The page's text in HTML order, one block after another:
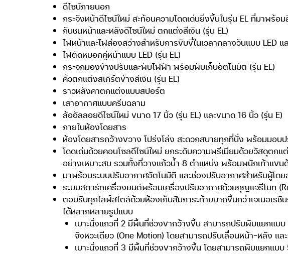
ดีไซน์ภายนอก
กระจังหน้าดีไซน์ใหม่ สะท้อนความโดดเด่นยิ่งขึ้นในรุ่น EL ที่มาพร้อ
กันชนหน้าและหลังดีไซน์ใหม่ ตกแต่งสีเงิน (รุ่น EL)
ไฟหน้าและไฟส่องสว่างสำหรับการขับขี่ในเวลากลางวันแบบ LED แ
ไฟตัดหมอกคู่หน้าแบบ LED (รุ่น EL)
กระจกมองข้างปรับและพับไฟฟ้า พร้อมพับเก็บอัตโนมัติ (รุ่น EL)
คิ้วตกแต่งสเกิร์ตข้างสีเงิน (รุ่น EL)
ราวหลังคาตกแต่งแบบสปอร์ต
เสาอากาศแบบครีบฉลาม
ล้ออัลลอยดีไซน์ใหม่ ขนาด 17 นิ้ว (รุ่น EL) และขนาด 16 นิ้ว (รุ่น E)
ภายในห้องโดยสาร
ห้องโดยสารกว้างขวาง โปร่งโล่ง สะดวกสบายทุกที่นั่ง พร้อมมอบ
โดดเด่นด้วยคอนโซลดีไซน์ใหม่ ยกระดับความพรีเมียมด้วยวัสดุตก
อย่างเหมาะสม รวมทั้งที่วางแก้วน้ำ 8 ตำแหน่ง พร้อมพนักเท้าแข
มาพร้อมระบบปรับอากาศอัตโนมัติ และช่องปรับอากาศสำหรับผู้โด
ระบบสตาร์ทเครื่องยนต์พร้อมเครื่องปรับอากาศด้วยกุญแจรีโมท
ตอบรับทุกไลฟ์สไตล์ด้วยห้องเก็บสัมภาระท้ายมากขึ้นกว่าเจเนอเร
ได้หลากหลายรูปแบบ
เบาะนั่งแถวที่ 2 มีพื้นที่ช่วงขากว้างขึ้น สามารถปรับพับแยกแ
จังหวะเดียว (One Motion) โดยสามารถปรับเลื่อนหน้า-หลัง แ
เบาะนั่งแถวที่ 3 มีพื้นที่ช่วงขากว้างขึ้น โดยสามารถพับแยกแบ